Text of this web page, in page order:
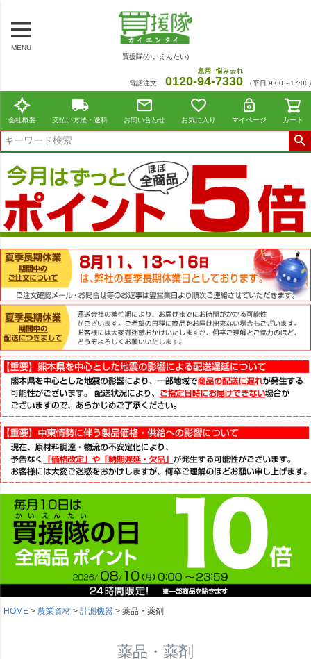
MENU
買援隊(かいえんたい)
電話注文 0120-94
急用
-7330
悩み去れ
（平日 9:00～17:00)
会社概要 支払い方法・送料 お問い合わせ お気に入り マイページ カート
HOME 農業資材 計測機器 薬品・薬剤
薬品・薬剤